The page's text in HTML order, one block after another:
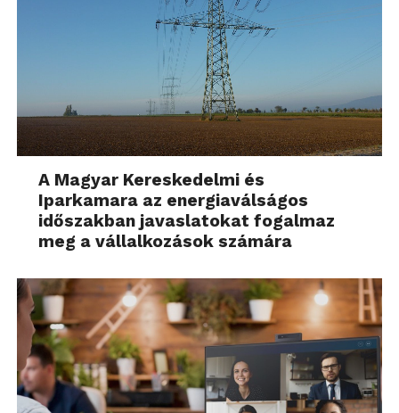
A Magyar Kereskedelmi és
Iparkamara az energiaválságos
időszakban javaslatokat fogalmaz
meg a vállalkozások számára